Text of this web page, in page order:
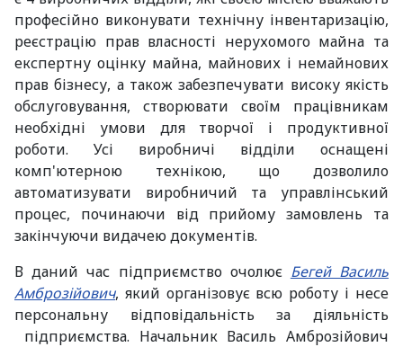
професійно виконувати технічну інвентаризацію,
реєстрацію прав власності нерухомого майна та
експертну оцінку майна, майнових і немайнових
прав бізнесу, а також забезпечувати високу якість
обслуговування, створювати своїм працівникам
необхідні умови для творчої і продуктивної
роботи. Усі виробничі відділи оснащені
комп'ютерною технікою, що дозволило
автоматизувати виробничий та управлінський
процес, починаючи від прийому замовлень та
закінчуючи видачею документів.
В даний час підприємство очолює Бегей Василь
Амброзійович, який організовує всю роботу і несе
персональну відповідальність за діяльність
підприємства. Начальник Василь Амброзійович